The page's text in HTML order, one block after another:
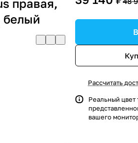
правая,
белый
Рассчитать
Реальный цвет
вашего